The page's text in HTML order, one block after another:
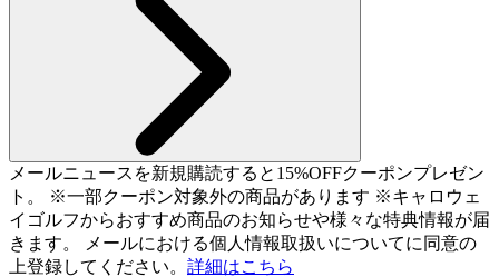
メールニュースを新規購読すると15%OFFクーポンプレゼン
ト。 ※一部クーポン対象外の商品があります ※キャロウェ
イゴルフからおすすめ商品のお知らせや様々な特典情報が届
きます。 メールにおける個人情報取扱いについてに同意の
上登録してください。 詳細はこちら